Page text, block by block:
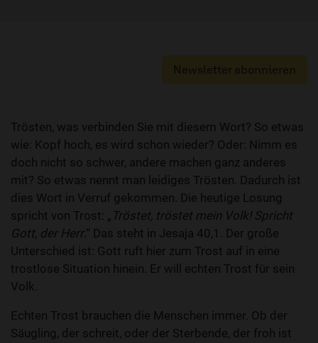
Newsletter abonnieren
Trösten, was verbinden Sie mit diesem Wort? So etwas
wie: Kopf hoch, es wird schon wieder? Oder: Nimm es
doch nicht so schwer, andere machen ganz anderes
mit? So etwas nennt man leidiges Trösten. Dadurch ist
dies Wort in Verruf gekommen. Die heutige Losung
spricht von Trost: „ Tröstet, tröstet mein Volk! Spricht
Gott, der Herr.“ Das steht in Jesaja 40,1. Der große
Unterschied ist: Gott ruft hier zum Trost auf in eine
trostlose Situation hinein. Er will echten Trost für sein
Volk.
Echten Trost brauchen die Menschen immer. Ob der
Säugling, der schreit, oder der Sterbende, der froh ist